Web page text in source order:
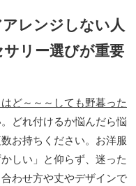
レンジしない人
リー選びが重要
ど～～～しても野暮った
どれ付けるか悩んだら悩
お持ちください。お洋服
しい」と仰らず、迷った
わせ方や丈やデザインで